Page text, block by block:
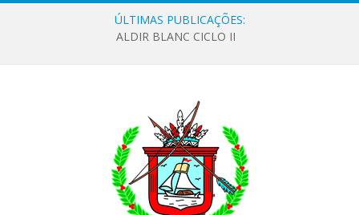
ÚLTIMAS PUBLICAÇÕES:
ALDIR BLANC CICLO II